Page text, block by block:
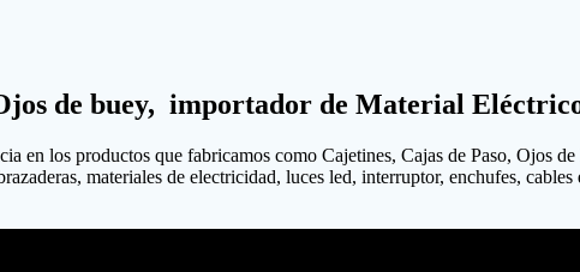
de buey, importador de Material
en los productos que fabricamos como Cajetines, Cajas de Paso, Ojos
materiales de electricidad, luces led, interruptor, enchufes,